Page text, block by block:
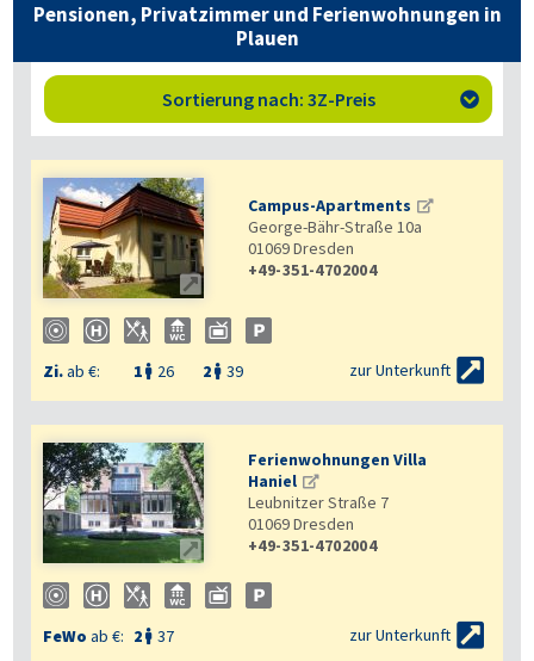
Pensionen, Privatzimmer und Ferienwohnungen in
Plauen
Sortierung nach: 3Z-Preis 

Campus-Apartments
George-Bähr-Straße 10a
01069Dresden
+49-351-4702004
Zi.ab €: 1  26 2  39 zur Unterkunft 

Ferienwohnungen Villa
Haniel
Leubnitzer Straße 7
01069Dresden
+49-351-4702004
FeWo ab €: 2  37 zur Unterkunft 